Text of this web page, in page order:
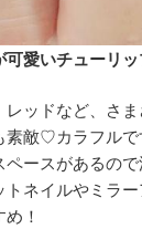
可愛いチューリ
レッドなど、さ
素敵♡カラフル
ペースがあるの
ネイルやミラ
！